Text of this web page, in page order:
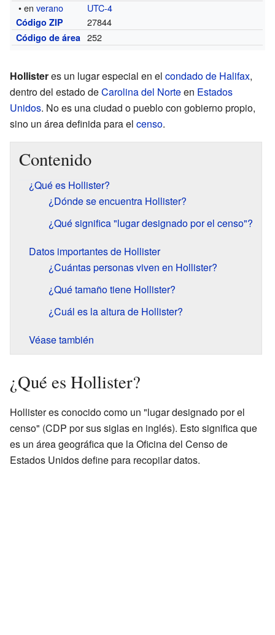
• enverano UTC-4
Código ZIP 27844
Código de área 252
Hollisteres un lugar especial en el condado de Halifax,
dentro del estado deCarolina del Norteen Estados
Unidos. No es una ciudad o pueblo con gobierno propio,
sino un área definida para el censo.
Contenido
¿Qué es Hollister?
¿Dónde se encuentra Hollister?
¿Qué significa "lugar designado por el censo"?
Datos importantes de Hollister
¿Cuántas personas viven en Hollister?
¿Qué tamaño tiene Hollister?
¿Cuál es la altura de Hollister?
Véase también
¿Qué es Hollister?
Hollister es conocido como un "lugar designado por el
censo" (CDP por sus siglas en inglés). Esto significa que
es un área geográfica que la Oficina del Censo de
Estados Unidos define para recopilar datos.